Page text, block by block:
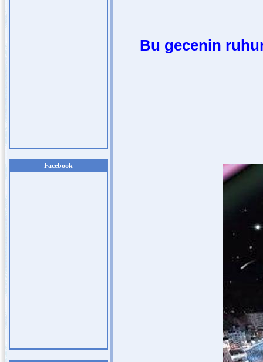
Facebook
Bu gecenin